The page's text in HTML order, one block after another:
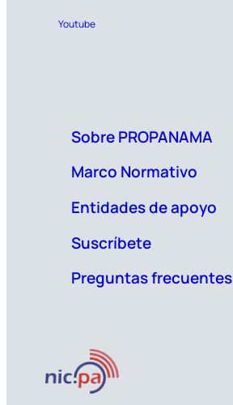
Youtube
Sobre PROPANAMA
Marco Normativo
Entidades de apoyo
Suscríbete
Preguntas frecuentes